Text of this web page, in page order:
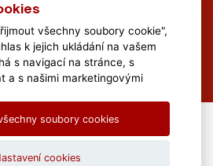
Brněnska © 2020, Webdesign by
všechny soubory cookie",
k jejich ukládání na vašem
s navigací na stránce, s
a s našimi marketingovými
soubory cookies
cookies